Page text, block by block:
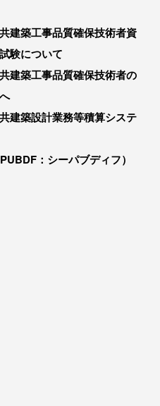
建築工事品質確保技術者資
験について
建築工事品質確保技術者の
建築設計業務等積算システ
：シーパブディフ）